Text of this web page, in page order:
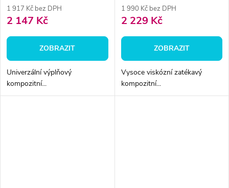
1 917 Kč bez DPH
2 147 Kč
ZOBRAZIT
Univerzální výplňový
kompozitní...
1 990 Kč bez DPH
2 229 Kč
ZOBRAZIT
Vysoce viskózní zatékavý
kompozitní...